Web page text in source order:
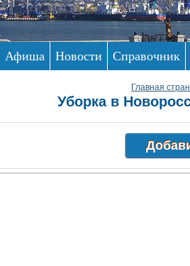
Афиша Новости Справочник
Главная
Уборка в